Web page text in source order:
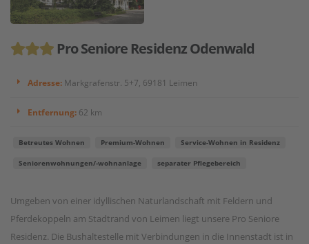
Pro Seniore Residenz Odenwald
Adresse: Markgrafenstr. 5+7, 69181 Leimen
Entfernung: 62 km
Betreutes Wohnen Premium-Wohnen Service-Wohnen in Residenz
Seniorenwohnungen/-wohnanlage separater Pflegebereich
Umgeben von einer idyllischen Naturlandschaft mit Feldern und
Pferdekoppeln am Stadtrand von Leimen liegt unsere Pro Seniore
Residenz. Die Bushaltestelle mit Verbindungen in die Innenstadt ist in